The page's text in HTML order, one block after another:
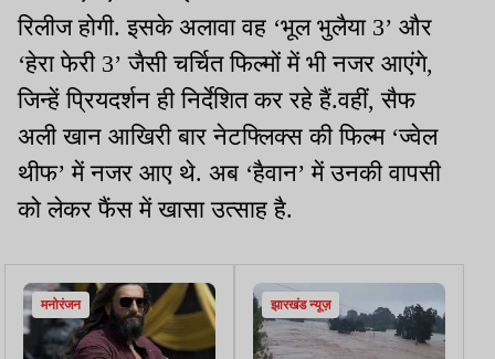
रिलीज होगी. इसके अलावा वह ‘भूल भुलैया 3’ और
‘हेरा फेरी 3’ जैसी चर्चित फिल्मों में भी नजर आएंगे,
जिन्हें प्रियदर्शन ही निर्देशित कर रहे हैं.वहीं, सैफ
अली खान आखिरी बार नेटफ्लिक्स की फिल्म ‘ज्वेल
थीफ’ में नजर आए थे. अब ‘हैवान’ में उनकी वापसी
को लेकर फैंस में खासा उत्साह है.
मनोरंजन झारखंड न्यूज़